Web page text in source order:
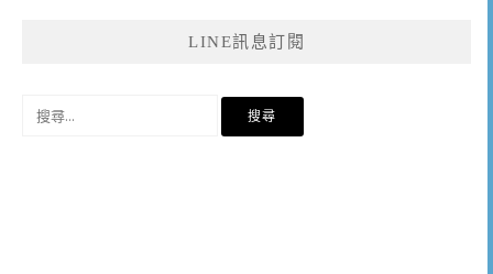
LINE訊息訂閱